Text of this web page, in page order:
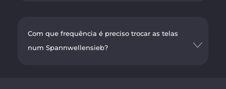
Com que frequência é preciso trocar as telas
num Spannwellensieb?